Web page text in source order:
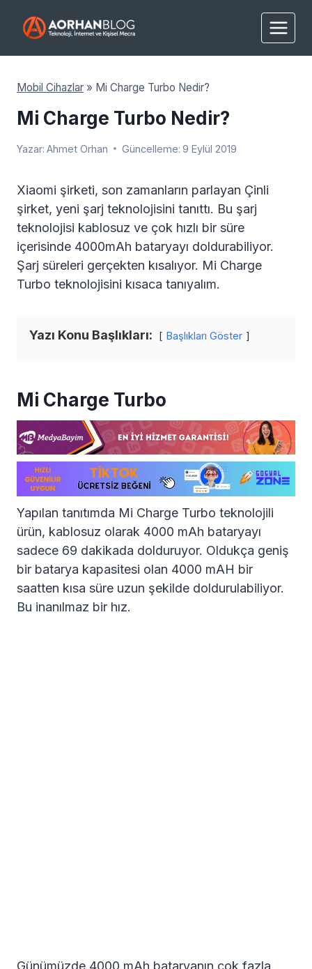
Mobil Cihazlar » Mi Charge Turbo Nedir?
Mi Charge Turbo Nedir?
Yazar: Ahmet Orhan Güncelleme: 9 Eylül 2019
Xiaomi şirketi, son zamanların parlayan Çinli
şirket, yeni şarj teknolojisini tanıttı. Bu şarj
teknolojisi kablosuz ve çok hızlı bir süre
içerisinde 4000mAh bataryayı doldurabiliyor.
Şarj süreleri gerçekten kısalıyor. Mi Charge
Turbo teknolojisini kısaca tanıyalım.
Yazı Konu Başlıkları: Başlıkları Göster
Mi Charge Turbo
Yapılan tanıtımda Mi Charge Turbo teknolojili
ürün, kablosuz olarak 4000 mAh bataryayı
sadece 69 dakikada dolduruyor. Oldukça geniş
bir batarya kapasitesi olan 4000 mAH bir
saatten kısa süre uzun şekilde doldurulabiliyor.
Bu inanılmaz bir hız.
Günümüzde 4000 mAh bataryanın çok fazla